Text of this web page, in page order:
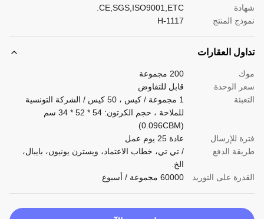
CE,SGS,ISO9001,ETC.
المنتج
H-1117
العقارات
الوحدة
قابل للتفاوض
1 مجموعة / كيس ، 50 كيس / الشركة التونسية
للملاحة ، حجم الكرتون: 54 * 52 * 34 سم
للإرسال
الدفع
/ تي تي، خطاب الاعتماد، ويسترن يونيون، بايبال،
على التوريد
60000 مجموعة / أسبوع